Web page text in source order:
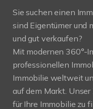
Sie suchen einen
sind Eigentümer und
und gut verkaufen?
Mit modernen 360°-
professionellen
Immobilie weltweit
auf dem Markt.
für Ihre Immobilie zu